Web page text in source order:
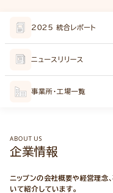
2025 統合レポート
ニュースリリース
事業所・工場一覧
ABOUT US
企業情報
ニップンの会社概要や経営理念
いて紹介しています。